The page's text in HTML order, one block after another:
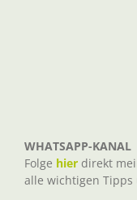
WHATSAPP-KANAL
Folge hier direkt
alle wichtigen